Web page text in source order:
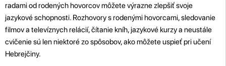
radami od rodených hovorcov môžete výrazne zlepšiť svoje
jazykové schopnosti. Rozhovory s rodenými hovorcami, sledovanie
filmov a televíznych relácií, čítanie kníh, jazykové kurzy a neustále
cvičenie sú len niektoré zo spôsobov, ako môžete uspieť pri učení
Hebrejčiny.